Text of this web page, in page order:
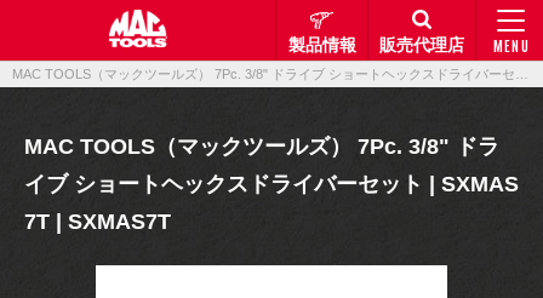
MENU
製品情報 販売代理店
MAC TOOLS（マックツールズ） 7Pc. 3/8" ドラ
イブ ショートヘックスドライバーセット | SXMAS
7T | SXMAS7T